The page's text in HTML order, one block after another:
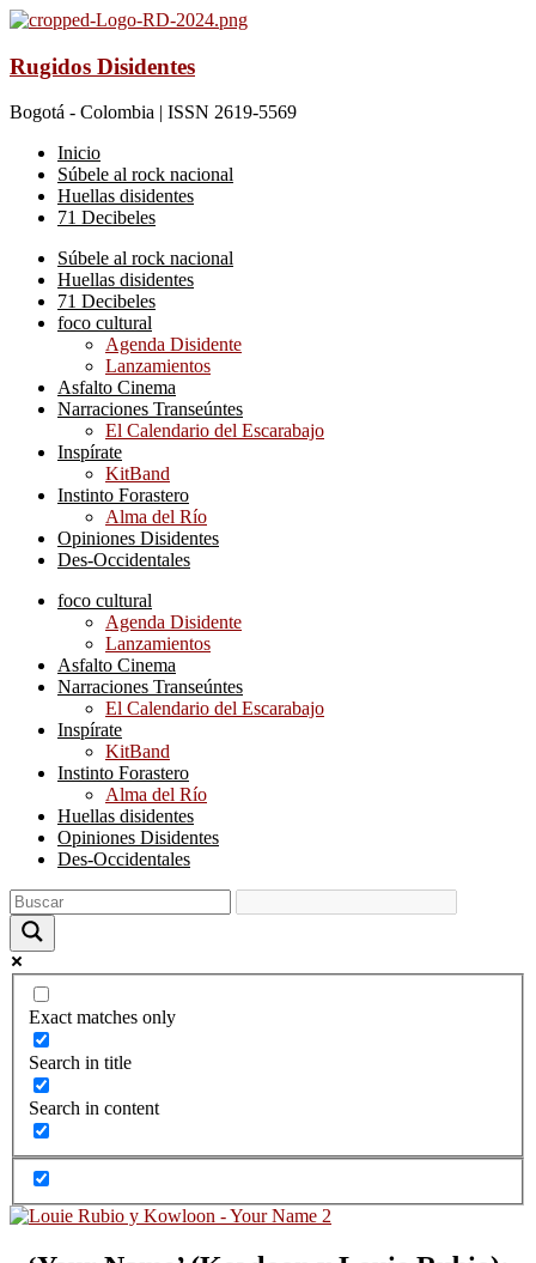
Rugidos Disidentes
Bogotá - Colombia | ISSN 2619-5569
Inicio
Súbele al rock nacional
Huellas disidentes
71 Decibeles
Súbele al rock nacional
Huellas disidentes
71 Decibeles
foco cultural
Agenda Disidente
Lanzamientos
Asfalto Cinema
Narraciones Transeúntes
El Calendario del Escarabajo
Inspírate
KitBand
Instinto Forastero
Alma del Río
Opiniones Disidentes
Des-Occidentales
foco cultural
Agenda Disidente
Lanzamientos
Asfalto Cinema
Narraciones Transeúntes
El Calendario del Escarabajo
Inspírate
KitBand
Instinto Forastero
Alma del Río
Huellas disidentes
Opiniones Disidentes
Des-Occidentales
Exact matches only
Search in title
Search in content